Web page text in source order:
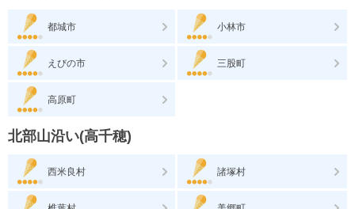
都城市 小林市
えびの市 三股町
高原町
北部山沿い(高千穂)
西米良村 諸塚村